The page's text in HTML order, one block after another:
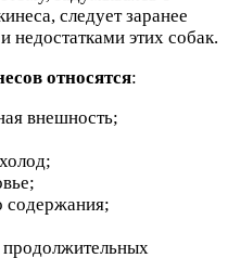
следует заранее
недостатками этих собак.
относятся:
внешность;
содержания;
продолжительных